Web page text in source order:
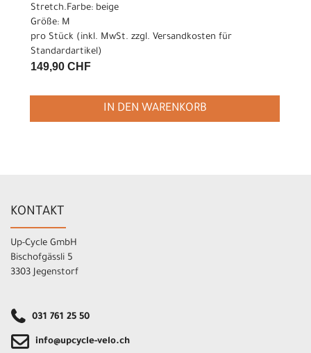
Stretch.Farbe: beige
Größe: M
pro Stück (inkl. MwSt. zzgl. Versandkosten für
Standardartikel)
149,90 CHF
IN DEN WARENKORB
KONTAKT
Up-Cycle GmbH
Bischofgässli 5
3303 Jegenstorf
031 761 25 50
info@upcycle-velo.ch